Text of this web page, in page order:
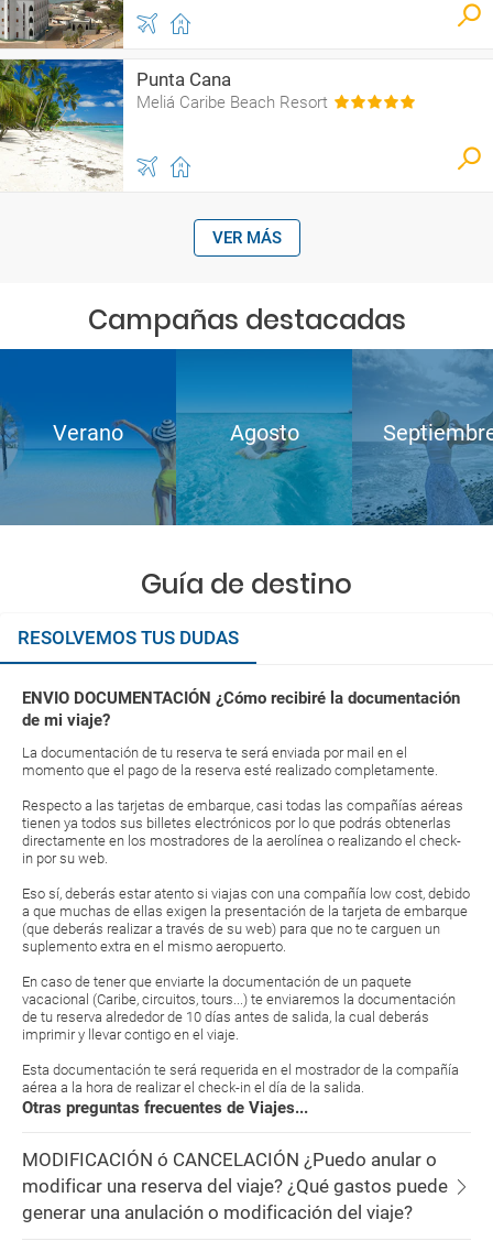
Punta Cana
Meliá Caribe Beach Resort
VER MÁS
Campañas destacadas
Verano Agosto
Guía de destino
RESOLVEMOS TUS DUDAS
ENVIO DOCUMENTACIÓN ¿Cómo recibiré la documentación
de mi viaje?
La documentación de tu reserva te será enviada por mail en el
momento que el pago de la reserva esté realizado completamente.
Respecto a las tarjetas de embarque, casi todas las compañías aéreas
tienen ya todos sus billetes electrónicos por lo que podrás obtenerlas
directamente en los mostradores de la aerolínea o realizando el check-
in por su web.
Eso sí, deberás estar atento si viajas con una compañía low cost, debido
a que muchas de ellas exigen la presentación de la tarjeta de embarque
(que deberás realizar a través de su web) para que no te carguen un
suplemento extra en el mismo aeropuerto.
En caso de tener que enviarte la documentación de un paquete
vacacional (Caribe, circuitos, tours...) te enviaremos la documentación
de tu reserva alrededor de 10 días antes de salida, la cual deberás
imprimir y llevar contigo en el viaje.
Esta documentación te será requerida en el mostrador de la compañía
aérea a la hora de realizar el check-in el día de la salida.
Otras preguntas frecuentes de Viajes...
MODIFICACIÓN ó CANCELACIÓN ¿Puedo anular o
modificar una reserva del viaje? ¿Qué gastos puede
generar una anulación o modificación del viaje?